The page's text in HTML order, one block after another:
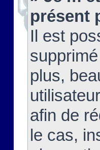
présent
Il est
plus,
afin de
le cas,